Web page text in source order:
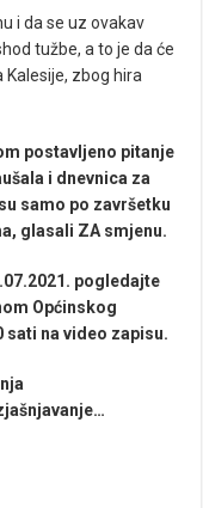
i da se uz ovakav
tužbe, a to je da će
zbog hira
postavljeno pitanje
i dnevnica za
samo po završetku
glasali ZA smjenu.
pogledajte
Općinskog
sati na video zapisu.